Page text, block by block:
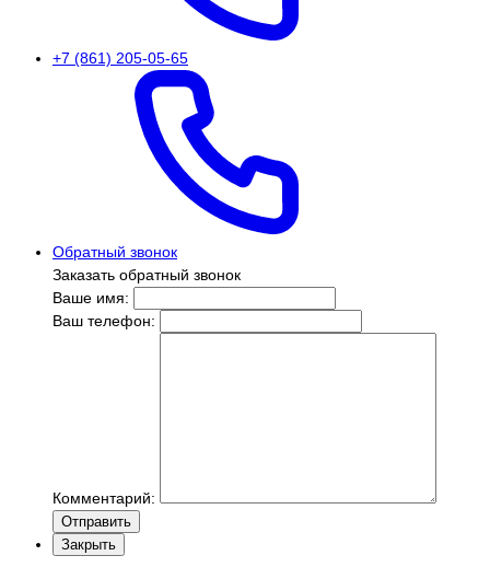
+7 (861) 205-05-65
Обратный звонок
Заказать обратный звонок
Ваше имя:
Ваш телефон:
Комментарий:
Отправить
Закрыть